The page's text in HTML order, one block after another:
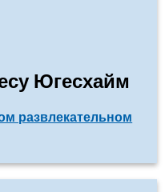
Югесхайм
развлекательном